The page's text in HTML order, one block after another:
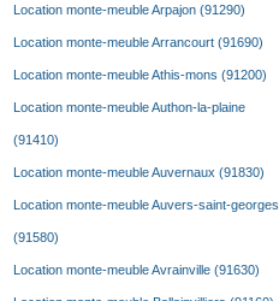
Location monte-meuble Arpajon (91290)
Location monte-meuble Arrancourt (91690)
Location monte-meuble Athis-mons (91200)
Location monte-meuble Authon-la-plaine
(91410)
Location monte-meuble Auvernaux (91830)
Location monte-meuble Auvers-saint-georges
(91580)
Location monte-meuble Avrainville (91630)